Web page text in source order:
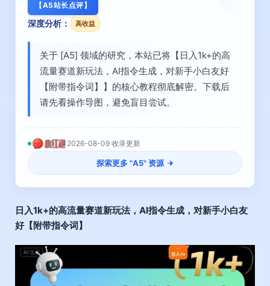
【A5站长点评】
深度分析： 高收益
关于 [A5] 领域的研究，本站已将【日入1k+的高
流量赛道新玩法，AI指令生成，对新手小白友好
【附带指令词】】的核心教程彻底解密。下载后
请先看操作导图，避免盲目尝试。
2026-08-09 收录更新
探索更多 "A5" 资源
日入1k+的高流量赛道新玩法，AI指令生成，对新手小白友
好【附带指令词】